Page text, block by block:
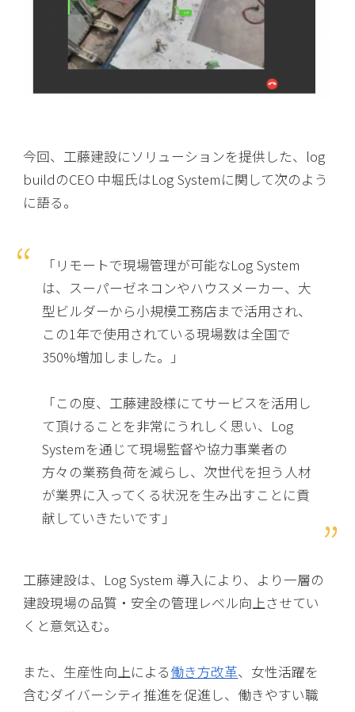
今回、工藤建設にソリューションを提供した、log
buildのCEO 中堀氏はLog Systemに関して次のよう
に語る。
「リモートで現場管理が可能なLog System
は、スーパーゼネコンやハウスメーカー、大
型ビルダーから小規模工務店まで活用され、
この1年で使用されている現場数は全国で
350%増加しました。」
「この度、工藤建設様にてサービスを活用し
て頂けることを非常にうれしく思い、Log
Systemを通じて現場監督や協力事業者の
方々の業務負荷を減らし、次世代を担う人材
が業界に入ってくる状況を生み出すことに貢
献していきたいです」
工藤建設は、Log System 導入により、より一層の
建設現場の品質・安全の管理レベル向上させてい
くと意気込む。
また、生産性向上による働き方改革、女性活躍を
含むダイバーシティ推進を促進し、働きやすい職